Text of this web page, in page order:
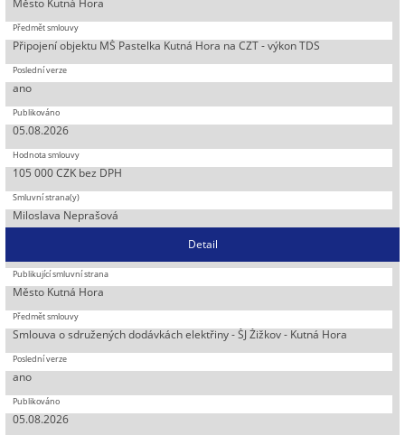
Připojení objektu MŠ Pastelka Kutná Hora na CZT - výkon TDS
ano
05.08.2026
105 000 CZK bez DPH
Miloslava Neprašová
Detail
Město Kutná Hora
Smlouva o sdružených dodávkách elektřiny - ŠJ Žižkov - Kutná Hora
ano
05.08.2026